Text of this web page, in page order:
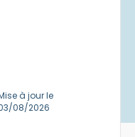
à jour le
08/2026